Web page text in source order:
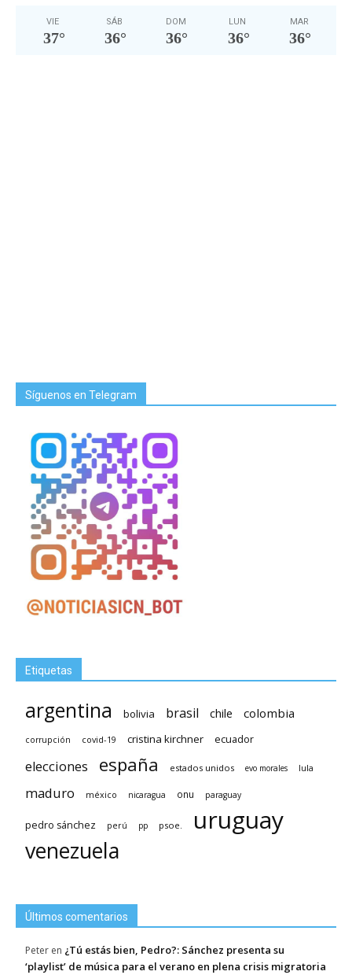
VIE
37°
SÁB
36°
DOM
36°
LUN
36°
MAR
36°
Síguenos en Telegram
Etiquetas
argentina bolivia brasil chile colombia
corrupción covid-19 cristina kirchner ecuador
elecciones españa estados unidos evo morales lula
maduro méxico nicaragua onu paraguay
pedro sánchez perú pp psoe. uruguay
venezuela
Últimos comentarios
Peter en ¿Tú estás bien, Pedro?: Sánchez presenta su
‘playlist’ de música para el verano en plena crisis migratoria